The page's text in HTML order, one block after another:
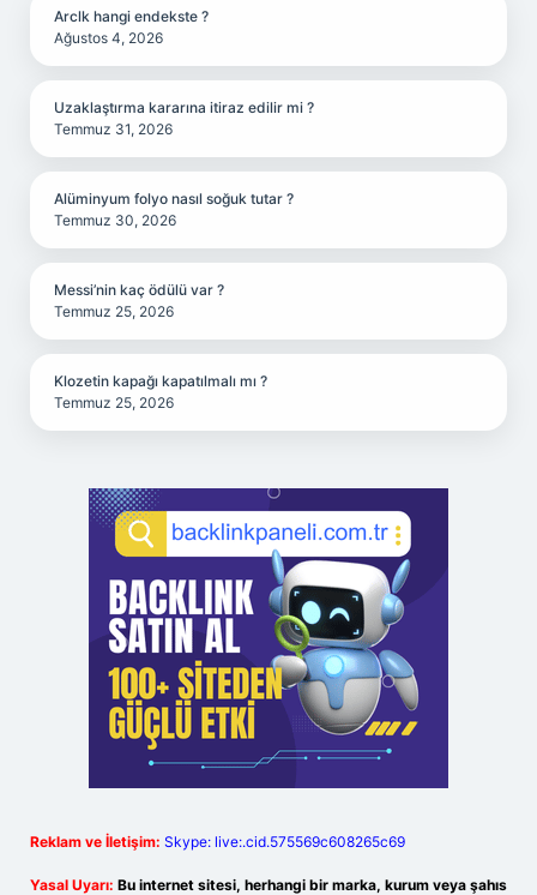
Arclk hangi endekste ?
Ağustos 4, 2026
Uzaklaştırma kararına itiraz edilir mi ?
Temmuz 31, 2026
Alüminyum folyo nasıl soğuk tutar ?
Temmuz 30, 2026
Messi’nin kaç ödülü var ?
Temmuz 25, 2026
Klozetin kapağı kapatılmalı mı ?
Temmuz 25, 2026
Reklam ve İletişim: Skype: live:.cid.575569c608265c69
Yasal Uyarı: Bu internet sitesi, herhangi bir marka, kurum veya şahıs